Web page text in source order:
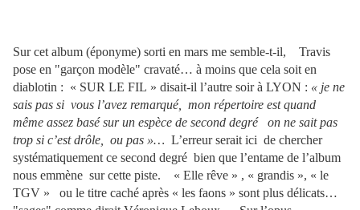
Sur cet album (éponyme) sorti en mars me semble-t-il,
Travis
pose en "garçon modèle" cravaté… à moins que cela soit en
diablotin : « SUR LE FIL » disait-il l’autre soir à LYON : « je ne
sais pas si vous l’avez remarqué, mon répertoire est quand
même assez basé sur un espèce de second degré
on ne sait pas
trop si c’est drôle,
ou pas »… L’erreur serait ici de chercher
systématiquement ce second degré bien que l’entame de l’album
nous emmène sur cette piste.
« Elle rêve » , « grandis », « le
TGV »
ou le titre caché après « les faons » sont plus délicats…